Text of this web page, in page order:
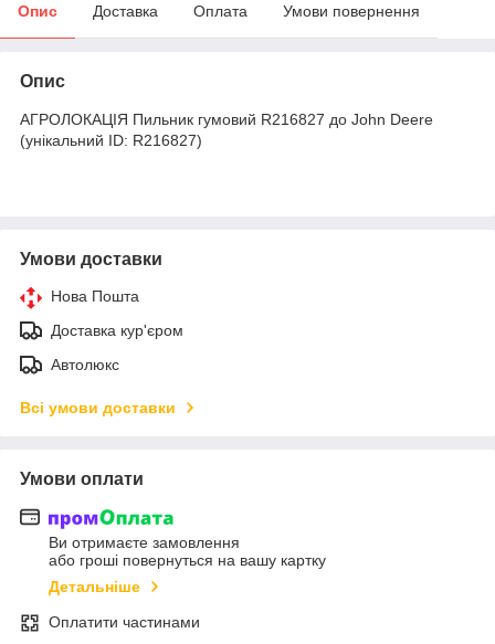
Опис Доставка Оплата Умови повернення
Опис
АГРОЛОКАЦІЯ Пильник гумовий R216827 до John Deere
(унікальний ID: R216827)
Умови доставки
Нова Пошта
Доставка кур'єром
Автолюкс
Всі умови доставки
Умови оплати
Ви отримаєте замовлення
або гроші повернуться на вашу картку
Детальніше
Оплатити частинами